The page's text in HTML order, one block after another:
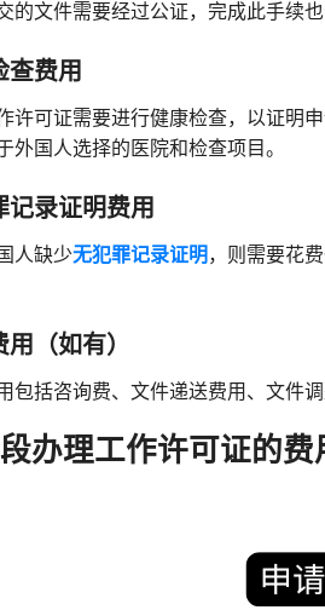
的文件需要经过公证，完成此手续也
查费用
许可证需要进行健康检查，以证明
外国人选择的医院和检查项目。
记录证明费用
人缺少无犯罪记录证明 ，则需要花
（如有）
包括咨询费、文件递送费用、文件
办理工作许可证的费